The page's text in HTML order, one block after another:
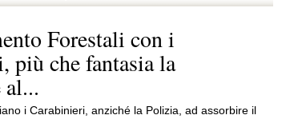
Forestali con i
più che fantasia la
i Carabinieri, anziché la Polizia, ad assorbire il